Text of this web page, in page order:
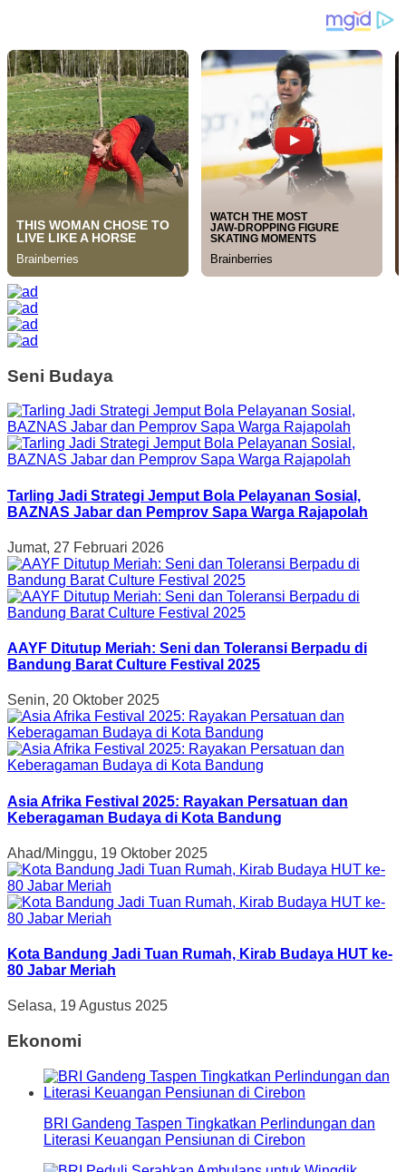
Seni Budaya
Tarling Jadi Strategi Jemput Bola Pelayanan Sosial,
BAZNAS Jabar dan Pemprov Sapa Warga Rajapolah
Jumat, 27 Februari 2026
AAYF Ditutup Meriah: Seni dan Toleransi Berpadu di
Bandung Barat Culture Festival 2025
Senin, 20 Oktober 2025
Asia Afrika Festival 2025: Rayakan Persatuan dan
Keberagaman Budaya di Kota Bandung
Ahad/Minggu, 19 Oktober 2025
Kota Bandung Jadi Tuan Rumah, Kirab Budaya HUT ke-
80 Jabar Meriah
Selasa, 19 Agustus 2025
Ekonomi
BRI Gandeng Taspen Tingkatkan Perlindungan dan
Literasi Keuangan Pensiunan di Cirebon